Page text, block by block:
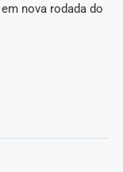
nova rodada do